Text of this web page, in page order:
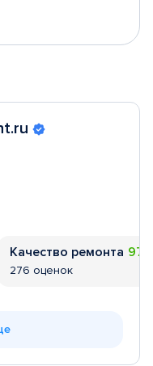
Качество ремонта
276 оценок